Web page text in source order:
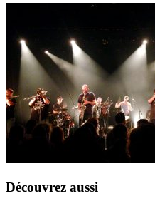
Découvrez aussi